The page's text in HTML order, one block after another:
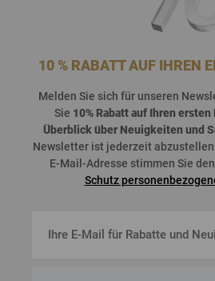
10 % RABATT AUF IHREN
Melden Sie sich für unseren
Sie 10% Rabattauf Ihren ersten
Überblicküber Neuigkeiten und
Newsletter ist jederzeit abzustellen
E-Mail-Adresse stimmen Sie den
Schutz